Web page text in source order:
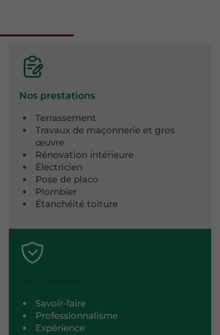
Nos prestations
Terrassement
Travaux de maçonnerie et gros
œuvre
Rénovation intérieure
Électricien
Pose de placo
Plombier
Étanchéité toiture
Savoir-faire
Professionnalisme
Expérience